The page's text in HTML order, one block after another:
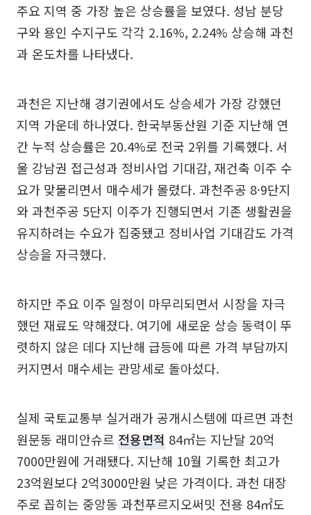
주요 지역 중 가장 높은 상승률을 보였다. 성남 분당
구와 용인 수지구도 각각 2.16%, 2.24% 상승해 과천
과 온도차를 나타냈다.
과천은 지난해 경기권에서도 상승세가 가장 강했던
지역 가운데 하나였다. 한국부동산원 기준 지난해 연
간 누적 상승률은 20.4%로 전국 2위를 기록했다. 서
울 강남권 접근성과 정비사업 기대감, 재건축 이주 수
요가 맞물리면서 매수세가 몰렸다. 과천주공 8·9단지
와 과천주공 5단지 이주가 진행되면서 기존 생활권을
유지하려는 수요가 집중됐고 정비사업 기대감도 가격
상승을 자극했다.
하지만 주요 이주 일정이 마무리되면서 시장을 자극
했던 재료도 약해졌다. 여기에 새로운 상승 동력이 뚜
렷하지 않은 데다 지난해 급등에 따른 가격 부담까지
커지면서 매수세는 관망세로 돌아섰다.
실제 국토교통부 실거래가 공개시스템에 따르면 과천
원문동 래미안슈르 전용면적 84㎡는 지난달 20억
7000만원에 거래됐다. 지난해 10월 기록한 최고가
23억원보다 2억3000만원 낮은 가격이다. 과천 대장
주로 꼽히는 중앙동 과천푸르지오써밋 전용 84㎡도